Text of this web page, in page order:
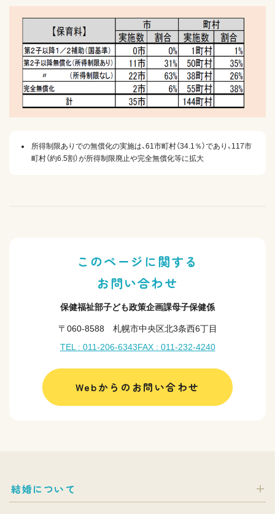
所得制限ありでの無償化の実施は、61市町村（34.1％）であり、117市
町村（約6.5割）が所得制限廃止や完全無償化等に拡大
このページに関する
お問い合わせ
保健福祉部子ども政策企画課母子保健係
〒060-8588 札幌市中央区北3条西6丁目
TEL : 011-206-6343FAX : 011-232-4240
Webからのお問い合わせ
結婚について